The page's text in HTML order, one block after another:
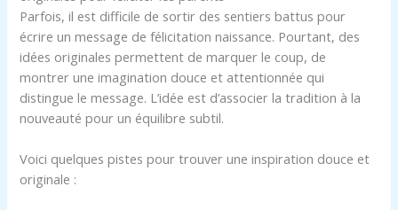
Parfois, il est difficile de sortir des sentiers battus pour
écrire un message de félicitation naissance. Pourtant, des
idées originales permettent de marquer le coup, de
montrer une imagination douce et attentionnée qui
distingue le message. L’idée est d’associer la tradition à la
nouveauté pour un équilibre subtil.
Voici quelques pistes pour trouver une inspiration douce et
originale :